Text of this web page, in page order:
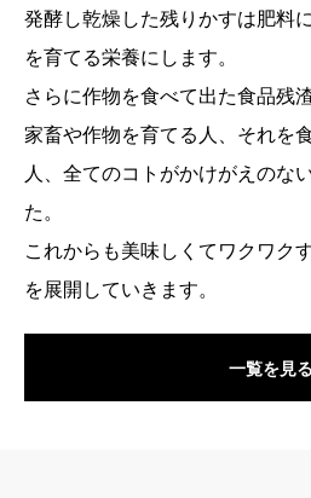
発酵し乾燥した残りかすは肥料
を育てる栄養にします。
さらに作物を食べて出た食品残
家畜や作物を育てる人、それを
人、全てのコトがかけがえのな
た。
これからも美味しくてワクワク
を展開していきます。
一覧を見る